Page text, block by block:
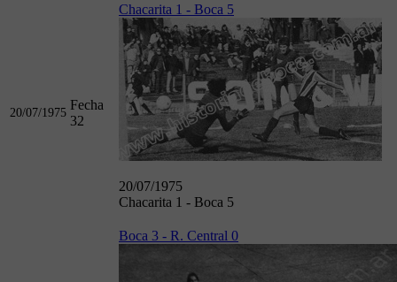
20/07/1975
Fecha
32
Chacarita 1 - Boca 5
20/07/1975
Chacarita 1 - Boca 5
Boca 3 - R. Central 0